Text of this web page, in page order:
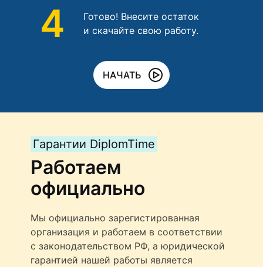
4
Готово! Внесите остаток
и скачайте свою работу.
НАЧАТЬ
Гарантии DiplomTime
Работаем
официально
Мы официально зарегистированная
организация и работаем в соответствии
с законодательством РФ, а юридической
гарантией нашей работы является